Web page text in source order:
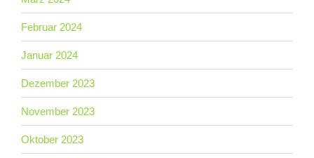
Februar 2024
Januar 2024
Dezember 2023
November 2023
Oktober 2023